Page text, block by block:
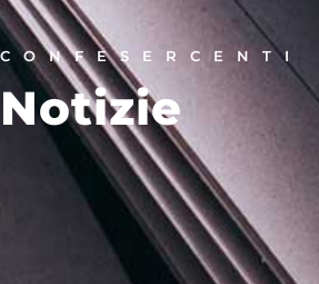
CONFESERCENTI
Notizie